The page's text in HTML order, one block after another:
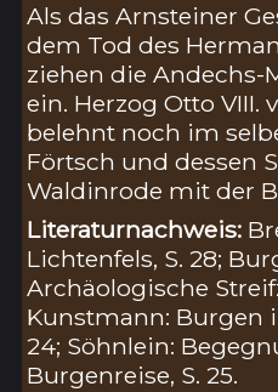
Als das Arnsteiner
dem Tod des
ziehen die Andechs-
ein. Herzog Otto VIII.
belehnt noch im
Förtsch und dessen
Waldinrode mit der
Literaturnachweis:
Lichtenfels, S. 28;
Archäologische
Kunstmann: Burgen
24; Söhnlein:
Burgenreise, S. 25.